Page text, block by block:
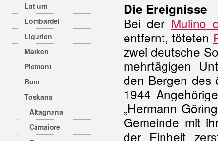
Latium
Lombardei
Ligurien
Marken
Piemont
Rom
Toskana
Altagnana
Camaiore
Die Ereignisse
Bei der Mulino
entfernt, töteten
zwei deutsche
mehrtägigen
den Bergen des
1944
„Hermann
Gemeinde mit
der Einheit